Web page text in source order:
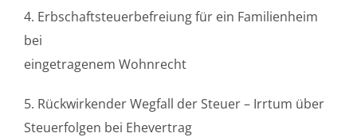
4. Erbschaftsteuerbefreiung für ein Familienheim
bei
eingetragenem Wohnrecht
5. Rückwirkender Wegfall der Steuer – Irrtum über
Steuerfolgen bei Ehevertrag